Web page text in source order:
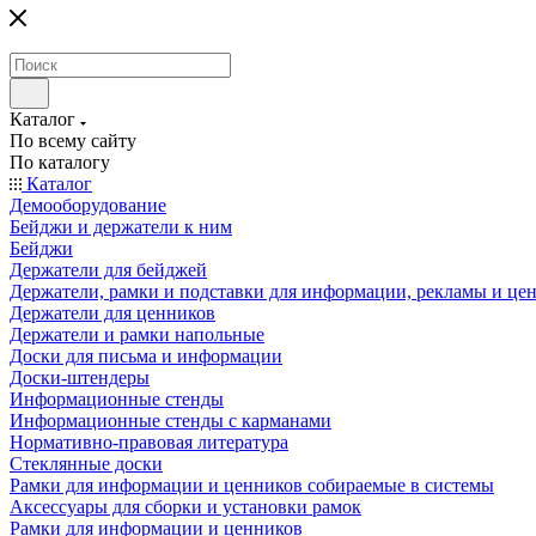
Каталог
По всему сайту
По каталогу
Каталог
Демооборудование
Бейджи и держатели к ним
Бейджи
Держатели для бейджей
Держатели, рамки и подставки для информации, рекламы и
Держатели для ценников
Держатели и рамки напольные
Доски для письма и информации
Доски-штендеры
Информационные стенды
Информационные стенды с карманами
Нормативно-правовая литература
Стеклянные доски
Рамки для информации и ценников собираемые в системы
Аксессуары для сборки и установки рамок
Рамки для информации и ценников